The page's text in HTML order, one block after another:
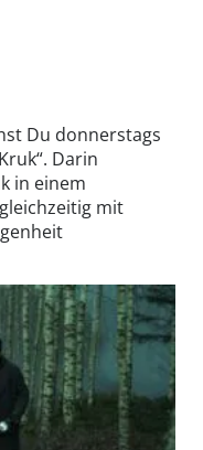
Du donnerstags
Darin
in einem
mit